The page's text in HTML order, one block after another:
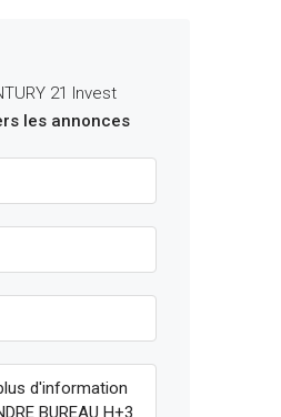
21 Invest
les annonces